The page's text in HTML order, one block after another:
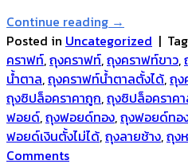
Continue reading →
Posted in Uncategorized |
คราฟท์,ถุงคราฟท์,ถุงคราฟท์ขาว,
น้ำตาล,ถุงคราฟท์น้ำตาลตั้งได้,ถุง
ถุงซิปล็อคราคาถูก,ถุงซิปล็อคราค
ฟอยด์,ถุงฟอยด์ทอง,ถุงฟอยด์ทอ
ฟอยด์เงินตั้งไม่ได้,ถุงลายช้าง,ถุง
Comments